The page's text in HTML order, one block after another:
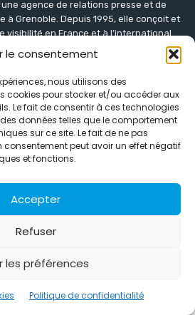
le consentement
nous utilisons des
cookies pour stocker et/ou accéder aux
Le fait de consentir à ces technologies
données telles que le comportement
sur ce site. Le fait de ne pas
consentement peut avoir un effet négatif
et fonctions.
Accepter
Refuser
les préférences
Politique de confidentialité
agence de relations presse et de
à Grenoble. Depuis 1995, elle conçoit et
visibilité en France et à l’international
d’agences partenaires.
Références
Politique de Cookies